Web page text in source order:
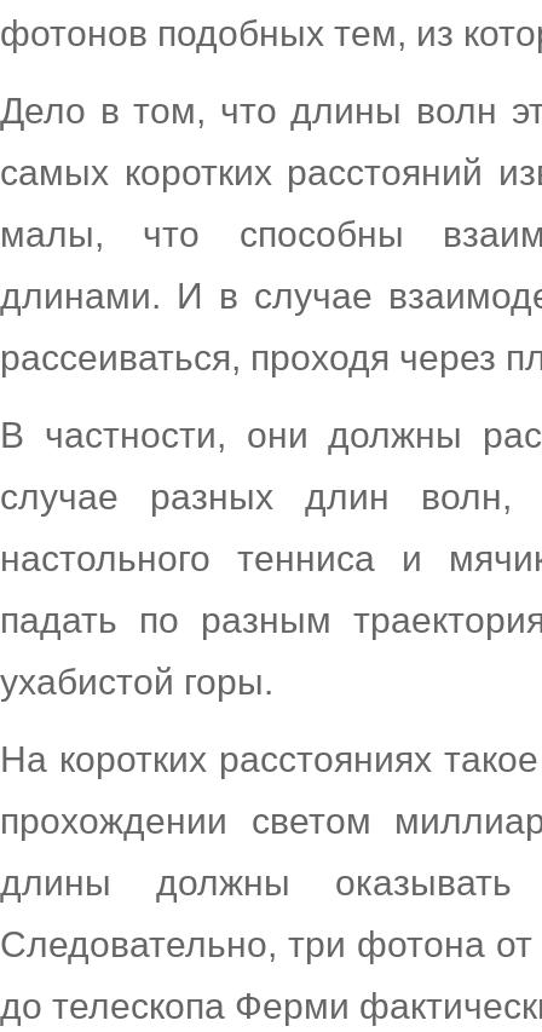
фотонов подобных тем, из
Дело в том, что длины волн
самых коротких расстояний
малы, что способны
длинами. И в случае
рассеиваться, проходя через
В частности, они должны
случае разных длин волн,
настольного тенниса и
падать по разным
ухабистой горы.
На коротких расстояниях
прохождении светом
длины должны
Следовательно, три фотона
до телескопа Ферми